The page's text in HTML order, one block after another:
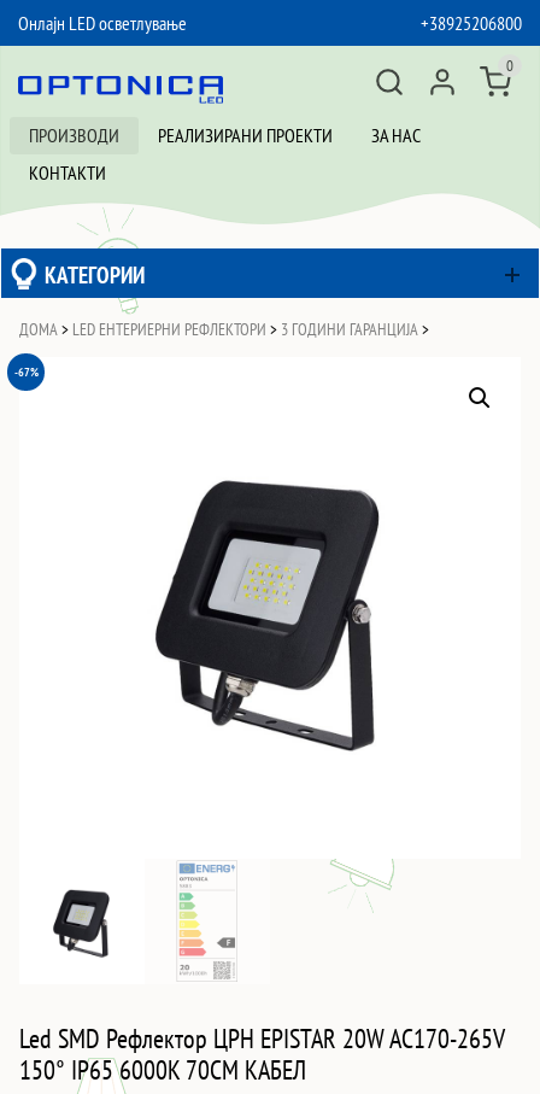
Онлајн LED осветлување
+38925206800
ПРОИЗВОДИ РЕАЛИЗИРАНИ ПРОЕКТИ
ЗА НАС
КОНТАКТИ
0
КАТЕГОРИИ
ДОМА > LED ЕНТЕРИЕРНИ РЕФЛЕКТОРИ > 3 ГОДИНИ ГАРАНЦИЈА >
-67%
Led SMD Рефлектор ЦРН EPISTAR 20W AC170-265V
150° IP65 6000K 70CM КАБЕЛ